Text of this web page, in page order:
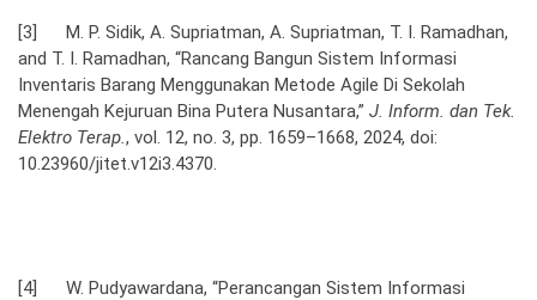
[3] M. P. Sidik, A. Supriatman, A. Supriatman, T. I. Ramadhan,
and T. I. Ramadhan, “Rancang Bangun Sistem Informasi
Inventaris Barang Menggunakan Metode Agile Di Sekolah
Menengah Kejuruan Bina Putera Nusantara,” J. Inform. dan Tek.
Elektro Terap., vol. 12, no. 3, pp. 1659–1668, 2024, doi:
10.23960/jitet.v12i3.4370.
[4] W. Pudyawardana, “Perancangan Sistem Informasi